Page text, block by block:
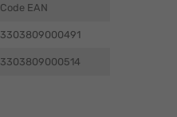
Code EAN
3303809000491
3303809000514